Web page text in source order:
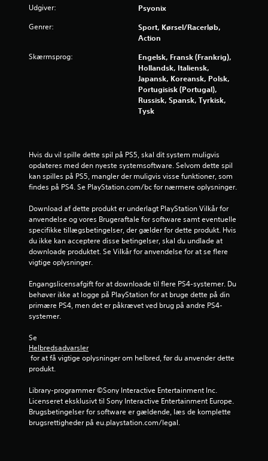
r
4
.
3
j
e
r
n
e
u
f
e
Udgiver: Psyonix
Genrer:
Sport, Kørsel/racerløb,
Action
Skærmsprog:
Engelsk, Fransk (Frankrig),
Hollandsk, Italiensk,
Japansk, Koreansk, Polsk,
Portugisisk (Portugal),
Russisk, Spansk, Tyrkisk,
Tysk
Hvis du vil spille dette spil på PS5, skal dit system muligvis
opdateres med den nyeste systemsoftware. Selvom dette spil
kan spilles på PS5, mangler der muligvis visse funktioner, som
findes på PS4. Se PlayStation.com/bc for nærmere oplysninger.
Download af dette produkt er underlagt PlayStation Vilkår for
anvendelse og vores Brugeraftale for software samt eventuelle
specifikke tillægsbetingelser, der gælder for dette produkt. Hvis
du ikke kan acceptere disse betingelser, skal du undlade at
downloade produktet. Se Vilkår for anvendelse for at se flere
vigtige oplysninger.
Engangslicensafgift for at downloade til flere PS4-systemer. Du
behøver ikke at logge på PlayStation for at bruge dette på din
primære PS4, men det er påkrævet ved brug på andre PS4-
systemer.
Se
Helbredsadvarsler
produkt.
Library-programmer ©Sony Interactive Entertainment Inc.
Licenseret eksklusivt til Sony Interactive Entertainment Europe.
Brugsbetingelser for software er gældende, læs de komplette
brugsrettigheder på eu.playstation.com/legal.